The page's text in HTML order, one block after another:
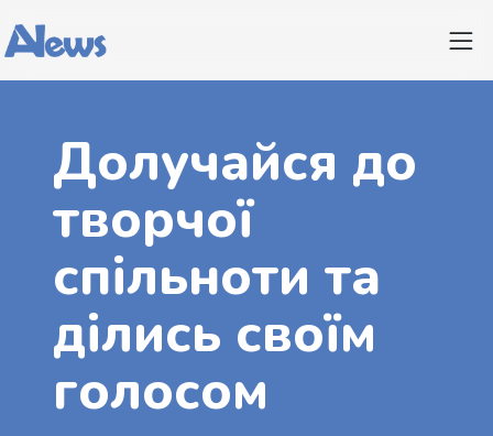
Долучайся до
творчої
спільноти та
ділись своїм
голосом